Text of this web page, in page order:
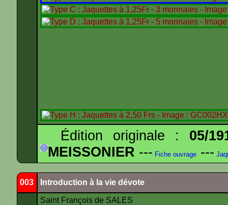
Édition originale : 05/
MEISSONIER --- Fiche ouvrage ---
003 Introduction à la vie dévote
Saint François de SALES